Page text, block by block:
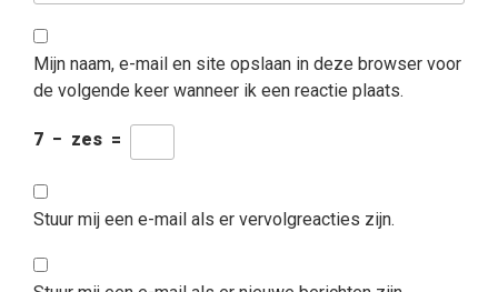
Mijn naam, e-mail en site opslaan in deze browser voor
de volgende keer wanneer ik een reactie plaats.
7 − zes =
Stuur mij een e-mail als er vervolgreacties zijn.